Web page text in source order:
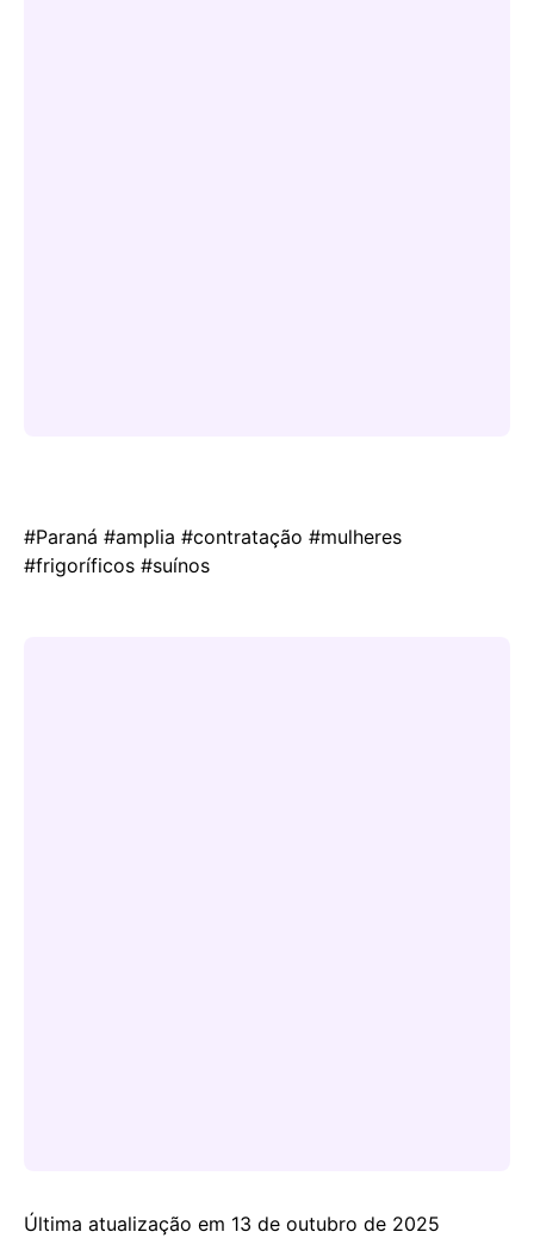
#Paraná #amplia #contratação #mulheres
#frigoríficos #suínos
Última atualização em 13 de outubro de 2025